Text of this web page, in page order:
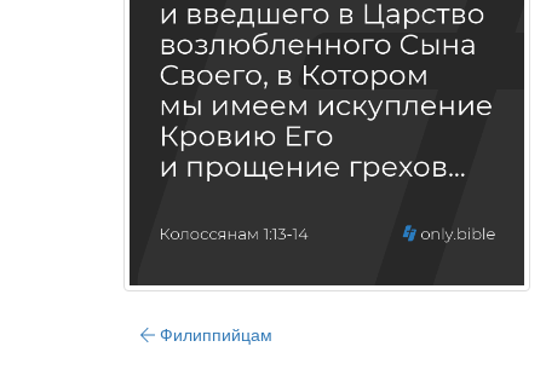
Филиппийцам